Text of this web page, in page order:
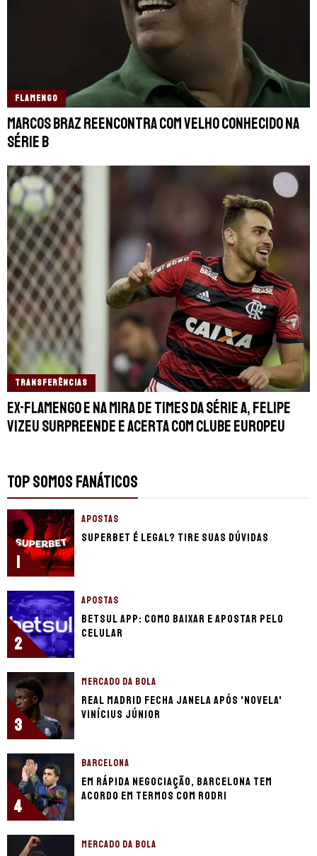
FLAMENGO
Marcos Braz reencontra com velho conhecido na
Série B
TRANSFERÊNCIAS
Ex-Flamengo e na mira de times da Série A, Felipe
Vizeu surpreende e acerta com clube europeu
TOP SOMOS FANÁTICOS
1
APOSTAS
Superbet é legal? Tire suas dúvidas
2
APOSTAS
Betsul app: como baixar e apostar pelo
celular
3
MERCADO DA BOLA
Real Madrid fecha janela após 'novela'
Vinícius Júnior
4
BARCELONA
Em rápida negociação, Barcelona tem
acordo em termos com Rodri
MERCADO DA BOLA